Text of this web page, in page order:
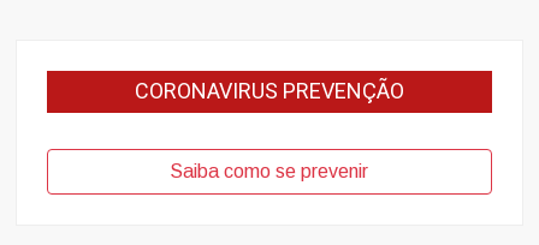
CORONAVIRUS PREVENÇÃO
Saiba como se prevenir